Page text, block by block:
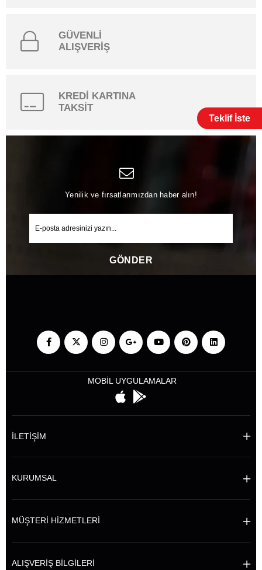
Teklif İste
GÜVENLİ
ALIŞVERİŞ
KREDİ KARTINA
TAKSİT
Yenilik ve fırsatlarımızdan haber alın!
GÖNDER
MOBİL UYGULAMALAR
İLETİŞİM
KURUMSAL
MÜŞTERİ HİZMETLERİ
ALIŞVERİŞ BİLGİLERİ